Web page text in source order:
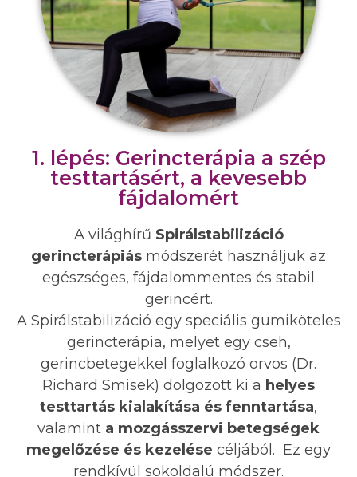
1. lépés: Gerincterápia a szép
testtartásért, a kevesebb
fájdalomért
A világhírű Spirálstabilizáció
gerincterápiás módszerét használjuk az
egészséges, fájdalommentes és stabil
gerincért.
A Spirálstabilizáció egy speciális gumiköteles
gerincterápia, melyet egy cseh,
gerincbetegekkel foglalkozó orvos (Dr.
Richard Smisek) dolgozott ki a helyes
testtartás kialakítása és fenntartása,
valamint a mozgásszervi betegségek
megelőzése és kezelése céljából. Ez egy
rendkívül sokoldalú módszer.